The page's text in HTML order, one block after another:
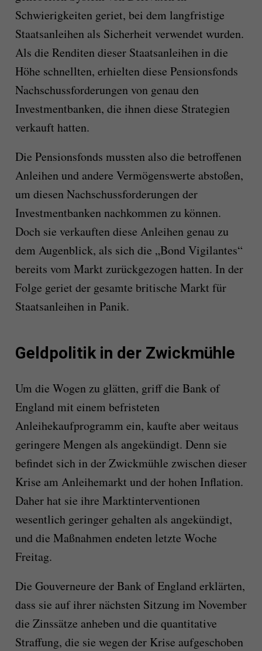
Schwierigkeiten geriet, bei dem langfristige
Staatsanleihen als Sicherheit verwendet wurden.
Als die Renditen dieser Staatsanleihen in die
Höhe schnellten, erhielten diese Pensionsfonds
Nachschussforderungen von genau den
Investmentbanken, die ihnen diese Strategien
verkauft hatten.
Die Pensionsfonds mussten also die betroffenen
Anleihen und andere Vermögenswerte abstoßen,
um diesen Nachschussforderungen der
Investmentbanken nachkommen zu können.
Doch sie verkauften diese Anleihen genau zu
dem Augenblick, als sich die „Bond Vigilantes“
bereits vom Markt zurückgezogen hatten. In der
Folge geriet der gesamte britische Markt für
Staatsanleihen in Panik.
Geldpolitik in der Zwickmühle
Um die Wogen zu glätten, griff die Bank of
England mit einem befristeten
Anleihekaufprogramm ein, kaufte aber weitaus
geringere Mengen als angekündigt. Denn sie
befindet sich in der Zwickmühle zwischen dieser
Krise am Anleihemarkt und der hohen Inflation.
Daher hat sie ihre Marktinterventionen
wesentlich geringer gehalten als angekündigt,
und die Maßnahmen endeten letzte Woche
Freitag.
Die Gouverneure der Bank of England erklärten,
dass sie auf ihrer nächsten Sitzung im November
die Zinssätze anheben und die quantitative
Straffung, die sie wegen der Krise aufgeschoben